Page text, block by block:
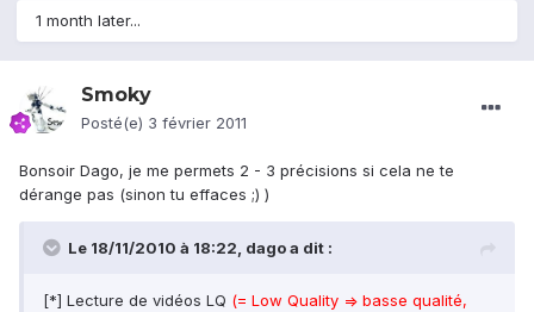
1 month later...
Smoky
Posté(e) 3 février 2011
Bonsoir Dago, je me permets 2 - 3 précisions si cela ne te
dérange pas (sinon tu effaces ;) )
Le 18/11/2010 à 18:22, dago a dit :
[*] Lecture de vidéos LQ (= Low Quality => basse qualité,